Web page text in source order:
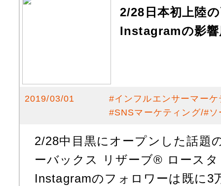
2/28日本初上陸
Instagramの影響
2019/03/01 #インフルエンサーマー
#SNSマーケティング #
2/28中目黒にオープンした話題
ーバックス リザーブ®︎ ロース
Instagramのフォロワーは既に3